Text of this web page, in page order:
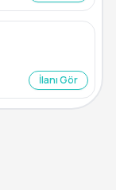
İlanı Gör